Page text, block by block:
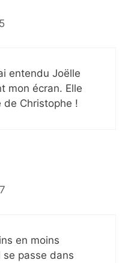
entendu Joëlle
mon écran. Elle
de Christophe !
en moins
se passe dans